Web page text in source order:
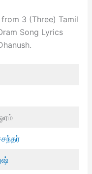
3 (Three) Tamil
Song Lyrics